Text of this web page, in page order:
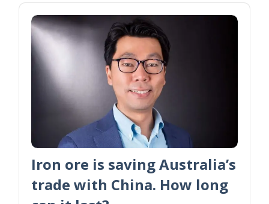
Iron ore is saving Australia’s
trade with China. How long